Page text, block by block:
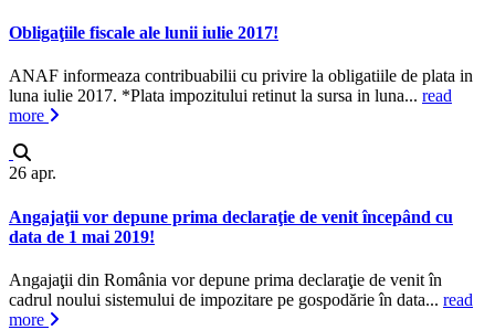
Obligaţiile fiscale ale lunii iulie 2017!
ANAF informeaza contribuabilii cu privire la obligatiile de plata in
luna iulie 2017. *Plata impozitului retinut la sursa in luna... read
more
26 apr.
Angajaţii vor depune prima declaraţie de venit începând cu
data de 1 mai 2019!
Angajaţii din România vor depune prima declaraţie de venit în
cadrul noului sistemului de impozitare pe gospodărie în data... read
more